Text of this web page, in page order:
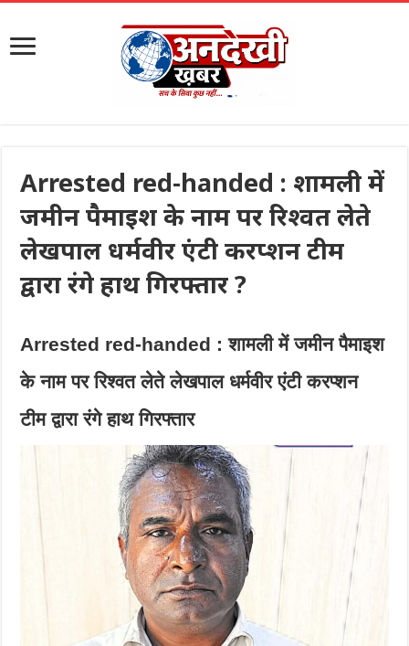
Arrested red-handed : शामली में
जमीन पैमाइश के नाम पर रिश्वत लेते
लेखपाल धर्मवीर एंटी करप्शन टीम
द्वारा रंगे हाथ गिरफ्तार ?
Arrested red-handed : शामली में जमीन पैमाइश
के नाम पर रिश्वत लेते लेखपाल धर्मवीर एंटी करप्शन
टीम द्वारा रंगे हाथ गिरफ्तार